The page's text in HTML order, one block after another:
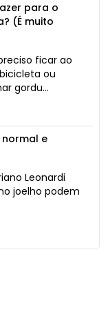
para o
(É muito
ficar ao
ou
gordu…
e
Leonardi
joelho podem